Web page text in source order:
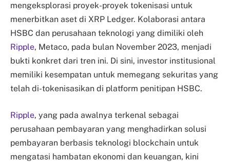
mengeksplorasi proyek-proyek tokenisasi untuk
menerbitkan aset di XRP Ledger. Kolaborasi antara
HSBC dan perusahaan teknologi yang dimiliki oleh
Ripple, Metaco, pada bulan November 2023, menjadi
bukti konkret dari tren ini. Di sini, investor institusional
memiliki kesempatan untuk memegang sekuritas yang
telah di-tokenisasikan di platform penitipan HSBC.
Ripple, yang pada awalnya terkenal sebagai
perusahaan pembayaran yang menghadirkan solusi
pembayaran berbasis teknologi blockchain untuk
mengatasi hambatan ekonomi dan keuangan, kini